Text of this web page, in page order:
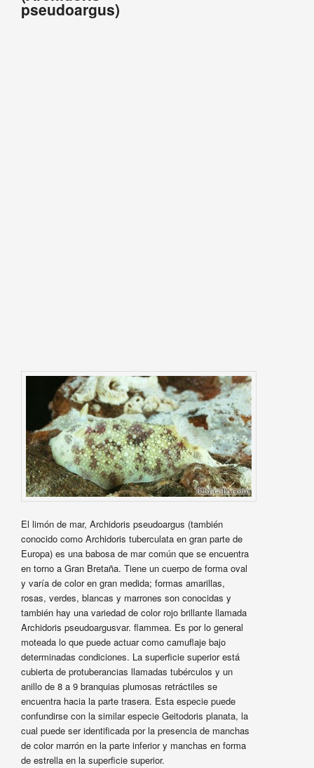
pseudoargus)
El limón de mar, Archidoris pseudoargus (también
conocido como Archidoris tuberculata en gran parte de
Europa) es una babosa de mar común que se encuentra
en torno a Gran Bretaña. Tiene un cuerpo de forma oval
y varía de color en gran medida; formas amarillas,
rosas, verdes, blancas y marrones son conocidas y
también hay una variedad de color rojo brillante llamada
Archidoris pseudoargusvar. flammea. Es por lo general
moteada lo que puede actuar como camuflaje bajo
determinadas condiciones. La superficie superior está
cubierta de protuberancias llamadas tubérculos y un
anillo de 8 a 9 branquias plumosas retráctiles se
encuentra hacia la parte trasera. Esta especie puede
confundirse con la similar especie Geitodoris planata, la
cual puede ser identificada por la presencia de manchas
de color marrón en la parte inferior y manchas en forma
de estrella en la superficie superior.